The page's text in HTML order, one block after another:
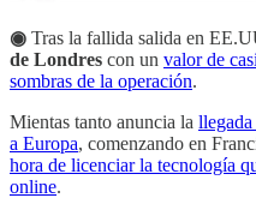
◉ Tras la fallida salida en
de Londres con un valor de
sombras de la operación.
Mientas tanto anuncia la
a Europa, comenzando en
hora de licenciar la tecnología
online.